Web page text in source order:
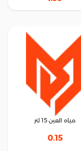
مياه العين 15 لتر
0.15